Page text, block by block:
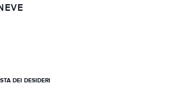
DEI DESIDERI